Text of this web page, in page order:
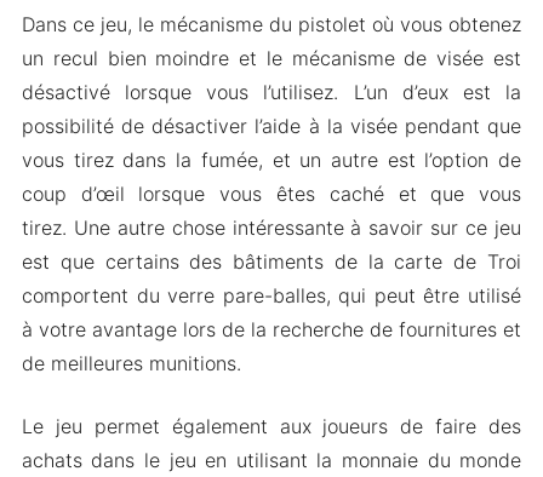
Dans ce jeu, le mécanisme du pistolet où vous obtenez
un recul bien moindre et le mécanisme de visée est
désactivé lorsque vous l’utilisez. L’un d’eux est la
possibilité de désactiver l’aide à la visée pendant que
vous tirez dans la fumée, et un autre est l’option de
coup d’œil lorsque vous êtes caché et que vous
tirez. Une autre chose intéressante à savoir sur ce jeu
est que certains des bâtiments de la carte de Troi
comportent du verre pare-balles, qui peut être utilisé
à votre avantage lors de la recherche de fournitures et
de meilleures munitions.
Le jeu permet également aux joueurs de faire des
achats dans le jeu en utilisant la monnaie du monde